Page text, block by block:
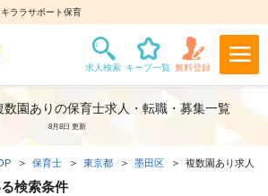
ララサポート保育
数園ありの保育士求人・転職・募集一覧
8月8日 更新
保育士 東京都 墨田区 複数園あり求人
検索条件